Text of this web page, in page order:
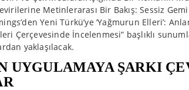
Metinlerarası Bir Bakış: Sessiz
Yeni Türkü’ye ‘Yağmurun Elleri’:
Çerçevesinde İncelenmesi” başlıklı
yaklaşılacak.
UYGULAMAYA ŞARKI